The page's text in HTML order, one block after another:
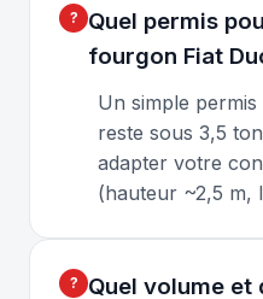
Quel permis
fourgon Fiat
Un simple
reste sous 3,5
adapter votre
(hauteur ~2,5 m,
Quel volume et